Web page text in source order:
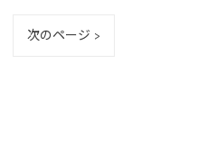
次のページ >